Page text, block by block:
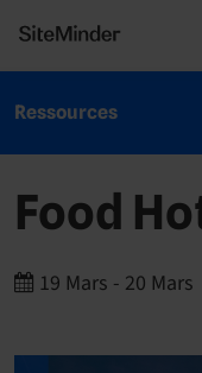
Ressources
Food
19 Mars - 20 Mars